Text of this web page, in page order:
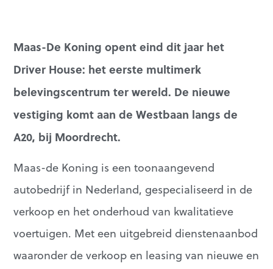
Maas-De Koning opent eind dit jaar het
Driver House: het eerste multimerk
belevingscentrum ter wereld. De nieuwe
vestiging komt aan de Westbaan langs de
A20, bij Moordrecht.
Maas-de Koning is een toonaangevend
autobedrijf in Nederland, gespecialiseerd in de
verkoop en het onderhoud van kwalitatieve
voertuigen. Met een uitgebreid dienstenaanbod
waaronder de verkoop en leasing van nieuwe en